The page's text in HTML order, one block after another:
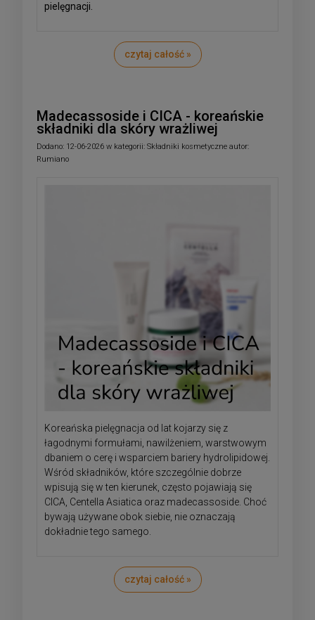
pielęgnacji.
czytaj całość »
Madecassoside i CICA - koreańskie
składniki dla skóry wrażliwej
Dodano: 12-06-2026 w kategorii: Składniki kosmetyczne autor:
Rumiano
Koreańska pielęgnacja od lat kojarzy się z
łagodnymi formułami, nawilżeniem, warstwowym
dbaniem o cerę i wsparciem bariery hydrolipidowej.
Wśród składników, które szczególnie dobrze
wpisują się w ten kierunek, często pojawiają się
CICA, Centella Asiatica oraz madecassoside. Choć
bywają używane obok siebie, nie oznaczają
dokładnie tego samego.
czytaj całość »